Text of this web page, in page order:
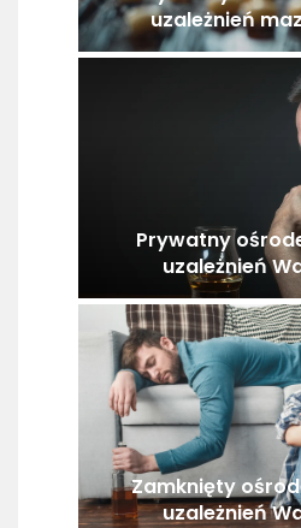
uzależnień
Prywatny
uzależnień
Zamknięty
uzależnień